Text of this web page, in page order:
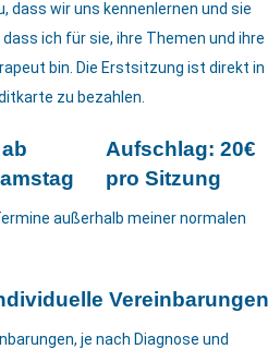
dass wir uns kennenlernen und sie
ich für sie, ihre Themen und ihre
bin. Die Erstsitzung ist direkt in
zu bezahlen.
Aufschlag: 20€
pro Sitzung
außerhalb meiner normalen
Vereinbarungen
je nach Diagnose und